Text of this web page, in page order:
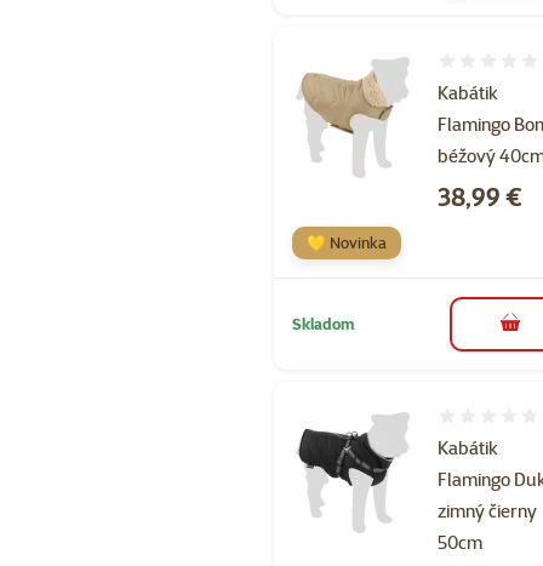
Kabátik
Flamingo
béžový
Cena
38,99 €
💛 Novinka
Skladom do
Kabátik
Flamingo
zimný čierny
50cm